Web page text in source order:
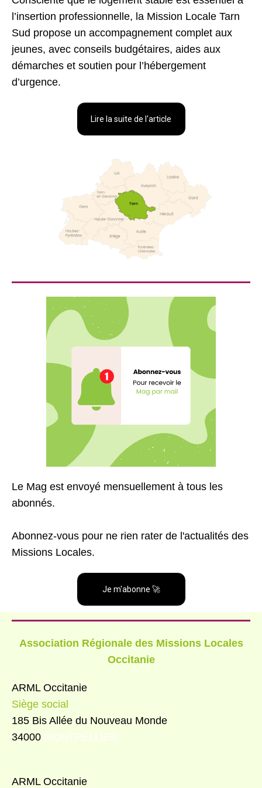
l’insertion professionnelle, la Mission Locale Tarn
Sud propose un accompagnement complet aux
jeunes, avec conseils budgétaires, aides aux
démarches et soutien pour l’hébergement
d’urgence.
Lire la suite de l'article
Le Mag est envoyé mensuellement à tous les
abonnés.
Abonnez-vous pour ne rien rater de l'actualités des
Missions Locales.
Je m'abonne 🚀
Association Régionale des Missions Locales
Occitanie
ARML Occitanie
Siège social
185 Bis Allée du Nouveau Monde
34000 MONTPELLIER
ARML Occitanie